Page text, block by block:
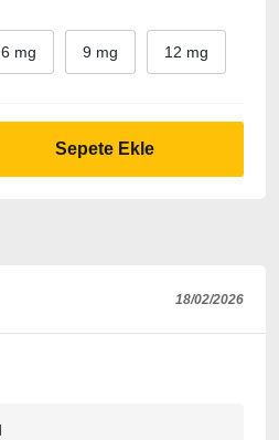
6 mg 9 mg 12 mg
Sepete Ekle
18/02/2026